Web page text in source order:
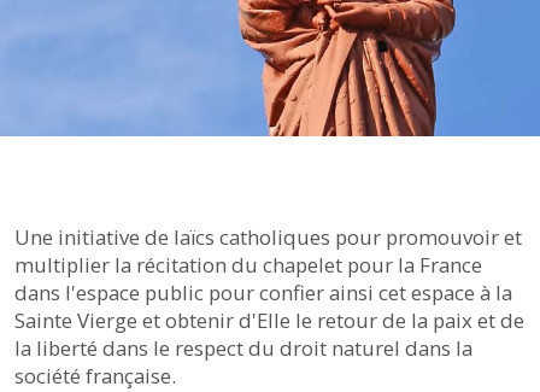
Une initiative de laïcs catholiques pour promouvoir et
multiplier la récitation du chapelet pour la France
dans l'espace public pour confier ainsi cet espace à la
Sainte Vierge et obtenir d'Elle le retour de la paix et de
la liberté dans le respect du droit naturel dans la
société française.